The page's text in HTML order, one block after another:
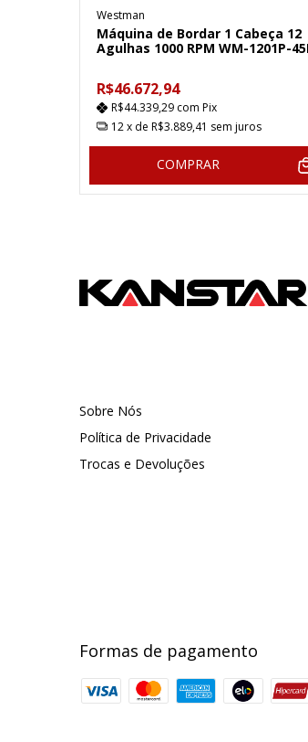
Westman
Máquina de Bordar 1 Cabeça 12
Agulhas 1000 RPM WM-1201P-
R$46.672,94
R$44.339,29 com Pix
12x de R$3.889,41 sem juros
COMPRAR
Sobre Nós
Política de Privacidade
Trocas e Devoluções
Formas de pagamento